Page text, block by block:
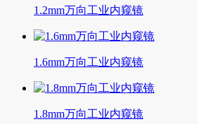
1.2mm万向工业内窥镜
1.6mm万向工业内窥镜
1.8mm万向工业内窥镜